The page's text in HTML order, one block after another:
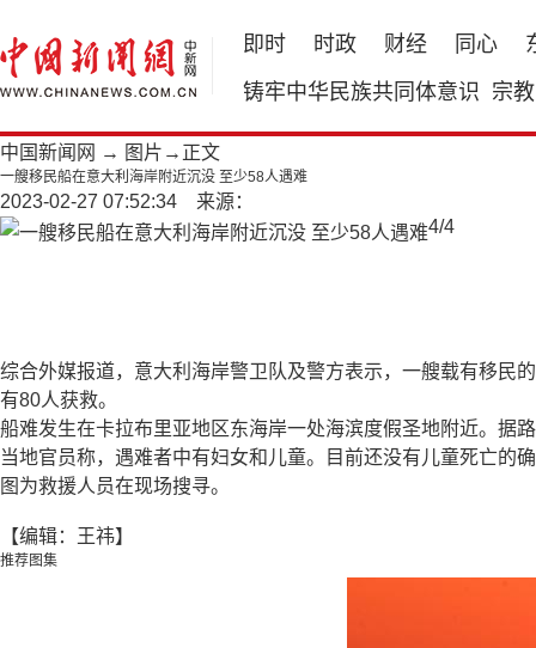
即时 时政 财经 同心
铸牢中华民族共同体意识 宗教
中国新闻网 → 图片 →正文
一艘移民船在意大利海岸附近沉没 至少58人遇难
2023-02-27 07:52:34 来源：
4/4
综合外媒报道，意大利海岸警卫队及警方表示，一艘载有移民
有80人获救。
船难发生在卡拉布里亚地区东海岸一处海滨度假圣地附近。据
当地官员称，遇难者中有妇女和儿童。目前还没有儿童死亡的
图为救援人员在现场搜寻。
【编辑：王祎】
推荐图集